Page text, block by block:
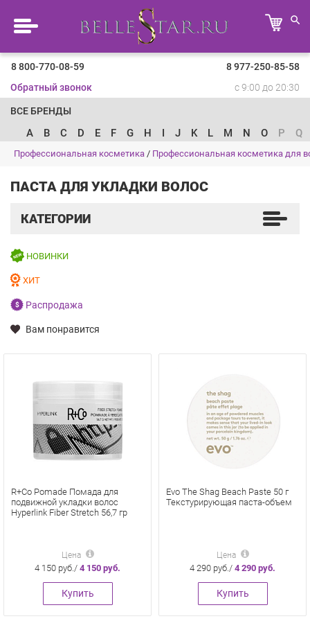
8 800-770-08-59
8 977-250-85-58
Обратный звонок
с 9:00 до 20:30
ВСЕ БРЕНДЫ
A B C D E F G H I J K L M N O P Q
Профессиональная косметика / Профессиональная косметика для
ПАСТА ДЛЯ УКЛАДКИ ВОЛОС
КАТЕГОРИИ
НОВИНКИ
ХИТ
Распродажа
Вам понравится
R+Co Pomade Помада для
подвижной укладки волос
Hyperlink Fiber Stretch 56,7 гр
Цена
4 150 руб./ 4 150 руб.
Купить
Evo The Shag Beach Paste 50 г
Текстурирующая паста-объем
Цена
4 290 руб./ 4 290 руб.
Купить